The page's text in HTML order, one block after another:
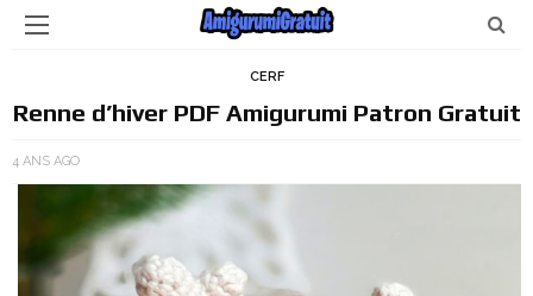
CERF
Renne d’hiver PDF Amigurumi Patron Gratuit
4 ANS AGO